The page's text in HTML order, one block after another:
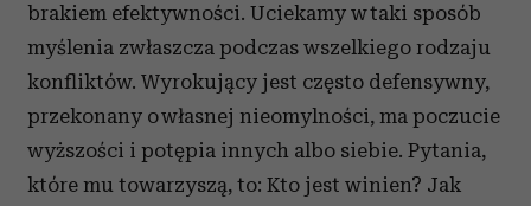
brakiem efektywności. Uciekamy w taki sposób
myślenia zwłaszcza podczas wszelkiego rodzaju
konfliktów. Wyrokujący jest często defensywny,
przekonany o własnej nieomylności, ma poczucie
wyższości i potępia innych albo siebie. Pytania,
które mu towarzyszą, to: Kto jest winien? Jak